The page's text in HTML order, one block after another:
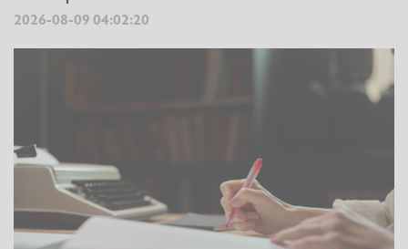
2026-08-09 04:02:20